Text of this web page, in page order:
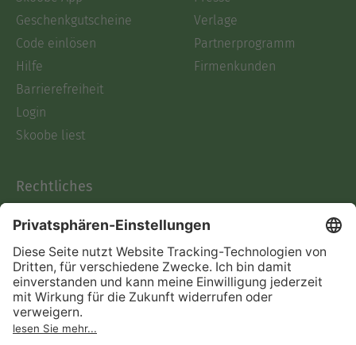
Geschenkgutscheine
Code einlösen
Hilfe
Barrierefreiheit
Login
Skoobe liest
Verlage
Partnerprogramm
Firmenkunden
Rechtliches
AGB
Informationen nach Data
Act
Verträge hier kündigen
Impressum